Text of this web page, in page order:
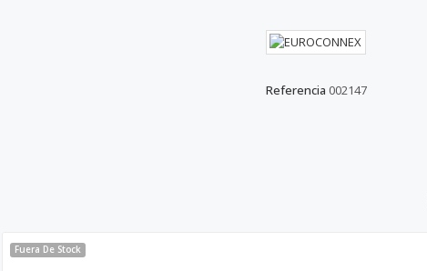
Referencia 002147
Fuera De Stock